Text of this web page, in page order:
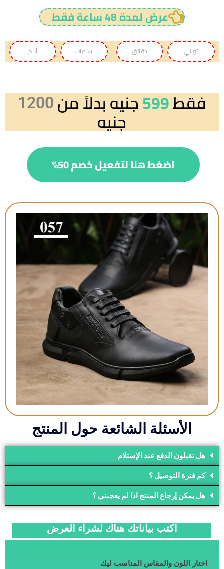
عرض لمدة 48 ساعة فقط
أيام ساعات دقائق ثواني
فقط599جنيه بدلاً من1200
جنيه
اضغط هنا لتفعيل خصم 50%
الأسئلة الشائعة حول المنتج
هل تقبلون الدفع عند الإستلام
كم فترة التوصيل ؟
هل يمكن إرجاع المنتج اذا لم يعجبني ؟
اكتب بياناتك هناك لشراء العرض
اختار اللون والمقاس المناسب ليك